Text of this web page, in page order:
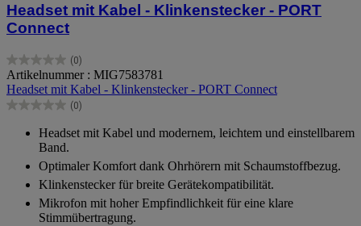
Headset mit Kabel - Klinkenstecker - PORT
Connect
(0)
0.0
von
5
Sternen.
Artikelnummer : MIG7583781
Headset mit Kabel - Klinkenstecker - PORT Connect
(0)
0.0
Sternen.
Headset mit Kabel und modernem, leichtem und einstellbarem
Band.
Optimaler Komfort dank Ohrhörern mit Schaumstoffbezug.
Klinkenstecker für breite Gerätekompatibilität.
Mikrofon mit hoher Empfindlichkeit für eine klare
Stimmübertragung.